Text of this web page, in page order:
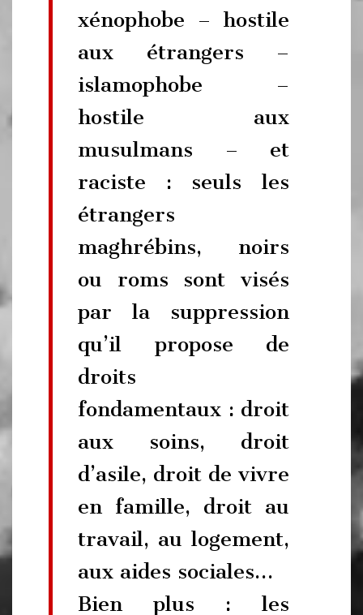
xénophobe – hostile
aux étrangers –
islamophobe –
hostile aux
musulmans – et
raciste : seuls les
étrangers
maghrébins, noirs
ou roms sont visés
par la suppression
qu’il propose de
droits
fondamentaux : droit
aux soins, droit
d’asile, droit de vivre
en famille, droit au
travail, au logement,
aux aides sociales…
Bien plus : les